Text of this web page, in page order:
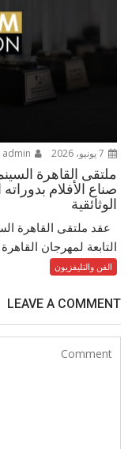
ملتقى القاهرة
صناع الأفلام
الوثائقية
عقد ملتقى القاهرة
التابعة لمهرجان
الفن والتليفزيون
LEAVE A COMMENT